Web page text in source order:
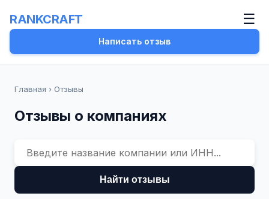
RANKCRAFT ☰
Написать отзыв
Главная › Отзывы
Отзывы о компаниях
Найти отзывы